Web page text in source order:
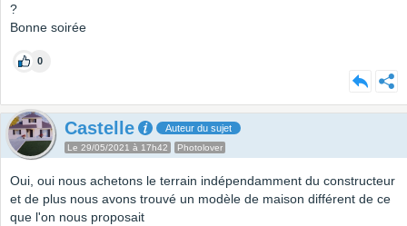
?
Bonne soirée
0
Castelle Auteur du sujet
Le 29/05/2021 à 17h42 Photolover
Oui, oui nous achetons le terrain indépendamment du constructeur
et de plus nous avons trouvé un modèle de maison différent de ce
que l'on nous proposait